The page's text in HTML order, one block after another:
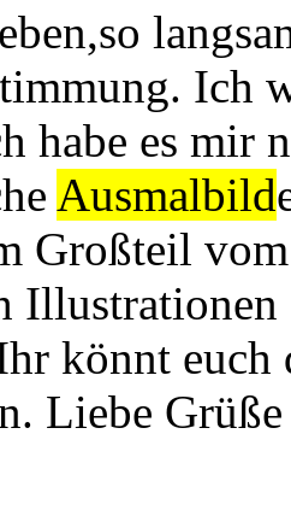
Ich
habe es mir
Ausmalbild
Großteil
könnt euch
Liebe